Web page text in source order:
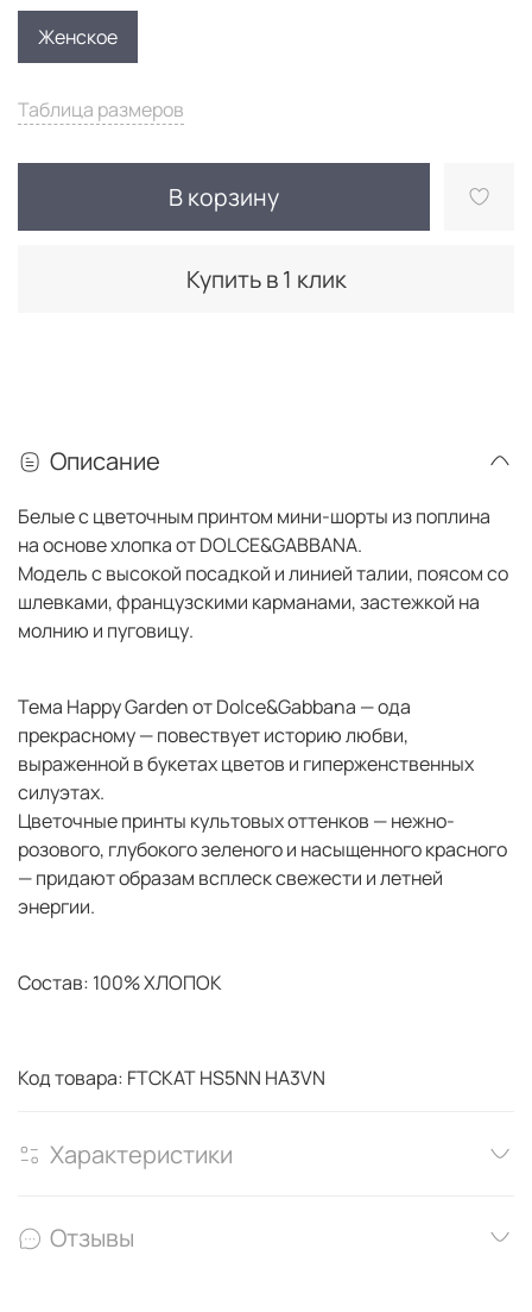
Таблица размеров
В корзину
Купить в 1 клик
Женское
Описание
Белые с цветочным принтом мини-шорты из поплина
на основе хлопка от DOLCE&GABBANA.
Модель с высокой посадкой и линией талии, поясом со
шлевками, французскими карманами, застежкой на
молнию и пуговицу.
Тема Happy Garden от Dolce&Gabbana — ода
прекрасному — повествует историю любви,
выраженной в букетах цветов и гиперженственных
силуэтах.
Цветочные принты культовых оттенков — нежно-
розового, глубокого зеленого и насыщенного красного
— придают образам всплеск свежести и летней
энергии.
Состав: 100% ХЛОПОК
Код товара: FTCKAT HS5NN HA3VN
Характеристики
Отзывы